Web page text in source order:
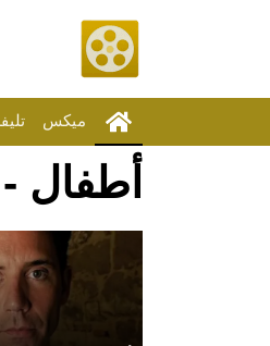
ميكس
أطفال